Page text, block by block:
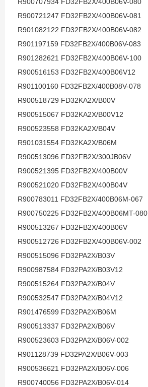
R900721247 FD32FB2X/400B06V-081
R901082122 FD32FB2X/400B06V-082
R901197159 FD32FB2X/400B06V-083
R901282621 FD32FB2X/400B06V-100
R900516153 FD32FB2X/400B06V12
R901100160 FD32FB2X/400B08V-078
R900518729 FD32KA2X/B00V
R900515067 FD32KA2X/B00V12
R900523558 FD32KA2X/B04V
R901031554 FD32KA2X/B06M
R900513096 FD32FB2X/300JB06V
R900521395 FD32FB2X/400B00V
R900521020 FD32FB2X/400B04V
R900783011 FD32FB2X/400B06M-067
R900750225 FD32FB2X/400B06MT-080
R900513267 FD32FB2X/400B06V
R900512726 FD32FB2X/400B06V-002
R900515096 FD32PA2X/B03V
R900987584 FD32PA2X/B03V12
R900515264 FD32PA2X/B04V
R900532547 FD32PA2X/B04V12
R901476599 FD32PA2X/B06M
R900513337 FD32PA2X/B06V
R900523603 FD32PA2X/B06V-002
R901128739 FD32PA2X/B06V-003
R900536621 FD32PA2X/B06V-006
R900740056 FD32PA2X/B06V-014